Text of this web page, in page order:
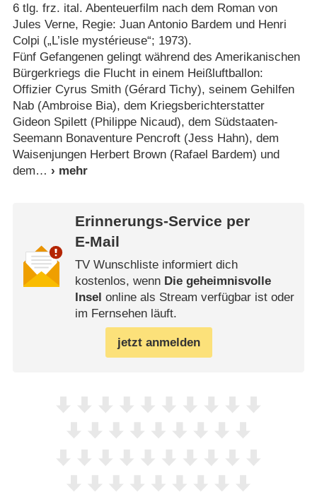
6 tlg. frz. ital. Abenteuerfilm nach dem Roman von
Jules Verne, Regie: Juan Antonio Bardem und Henri
Colpi („L’isle mystérieuse“; 1973).
Fünf Gefangenen gelingt während des Amerikanischen
Bürgerkriegs die Flucht in einem Heißluftballon:
Offizier Cyrus Smith (Gérard Tichy), seinem Gehilfen
Nab (Ambroise Bia), dem Kriegsberichterstatter
Gideon Spilett (Philippe Nicaud), dem Südstaaten-
Seemann Bonaventure Pencroft (Jess Hahn), dem
Waisenjungen Herbert Brown (Rafael Bardem) und
dem
Erinnerungs-Service per
E-Mail
TV Wunschliste informiert dich
kostenlos, wenn Die geheimnisvolle
Insel online als Stream verfügbar ist oder
im Fernsehen läuft.
jetzt anmelden